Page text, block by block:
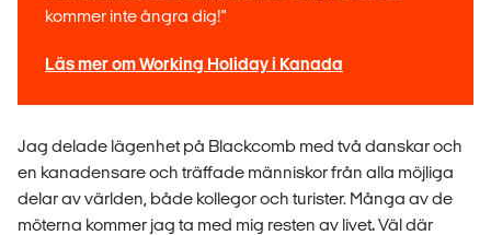
kommer inte ångra dig!"
Läs mer om Working Holiday i Kanada
Jag delade lägenhet på Blackcomb med två danskar och
en kanadensare och träffade människor från alla möjliga
delar av världen, både kollegor och turister. Många av de
möterna kommer jag ta med mig resten av livet.Väl där